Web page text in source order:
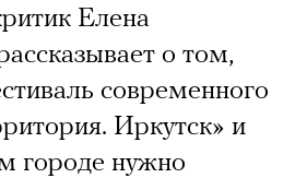
Елена
о том,
современного
Иркутск» и
городе нужно